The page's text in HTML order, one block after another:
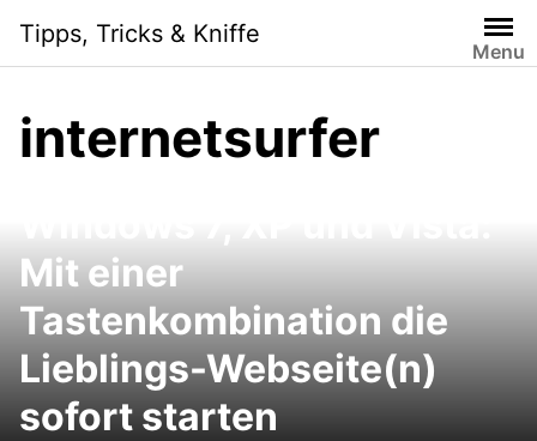
content
Tipps, Tricks & Kniffe
Menu
internetsurfer
Mit einer
Tastenkombination die
Lieblings-Webseite(n)
sofort starten